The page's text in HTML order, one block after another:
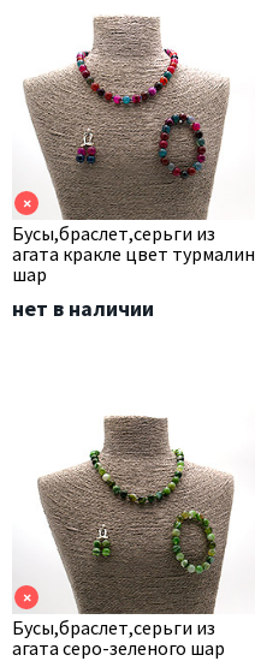
×
Бусы,браслет,серьги из
агата кракле цвет турмалин
шар
нет в наличии
×
Бусы,браслет,серьги из
агата серо-зеленого шар